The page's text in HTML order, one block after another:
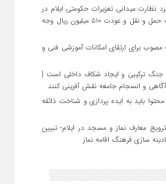
نظارت میدانی تعزیرات حکومتی ایلام در
اربعین | برخورد با تخلفات حمل‌ و نقل و عودت ۵۱۰ میلیون ریال وجه
مصوب برای ارتقای امکانات آموزشی فنی‌ و
جنگ ترکیبی و ایجاد شکاف داخلی است |
و انسجام جامعه نقش‌ آفرینی کنند
محتوا باید به ایده‌ پردازی و شناخت ذائقه
معارف نماز و مسجد در ایلام؛ تبیین
سازی فرهنگ اقامه نماز